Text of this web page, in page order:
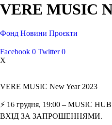
VERE MUSIC
Фонд Новини Проєкти
Facebook 0 Twitter 0
X
VERE MUSIC New Year 2023
⚡️ 16 грудня, 19:00 – MUSIC
ВХІД ЗА ЗАПРОШЕННЯМИ.